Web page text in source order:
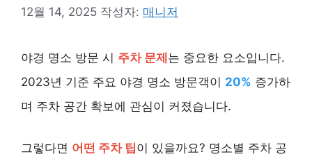
12월 14, 2025 작성자: 매니저
야경 명소 방문 시 주차 문제는 중요한 요소입니다.
2023년 기준 주요 야경 명소 방문객이 20% 증가하
며 주차 공간 확보에 관심이 커졌습니다.
그렇다면 어떤 주차 팁이 있을까요? 명소별 주차 공